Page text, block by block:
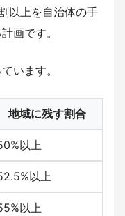
以上を自治体の手
画です。
います。
地域に残す割合
以上
以上
以上